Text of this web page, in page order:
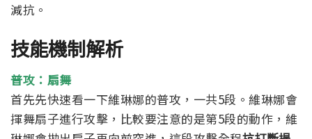
減抗。
技能機制解析
普攻：扇舞
首先先快速看一下維琳娜的普攻，一共5段。維琳娜會
揮舞扇子進行攻擊，比較要注意的是第5段的動作，維